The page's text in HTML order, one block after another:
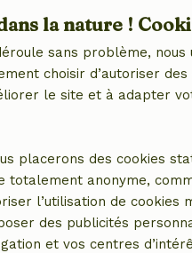
Maison
Brabant
2 personnes
la nature !
sans problème, nous
choisir d’autoriser des
le site et à adapter
placerons des cookies
anonyme,
l’utilisation de cookies
des publicités
et vos centres